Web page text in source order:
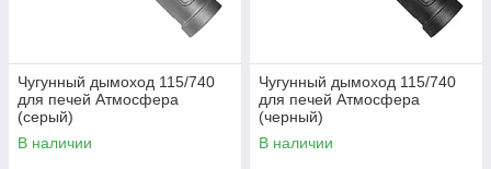
Чугунный дымоход 115/740
для печей Атмосфера
(серый)
В наличии
Чугунный дымоход 115/740
для печей Атмосфера
(черный)
В наличии